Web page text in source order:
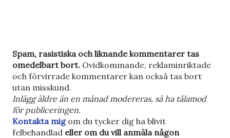
S
k
i
c
k
a
e
n
Spam, rasistiska och liknande kommentarer tas
omedelbart bort. Ovidkommande, reklaminriktade
och förvirrade kommentarer kan också tas bort
utan misskund.
Inlägg äldre än en månad modereras, så ha tålamod
för publiceringen.
Kontakta migom du tycker dig ha blivit
felbehandlad eller om du vill anmäla någon